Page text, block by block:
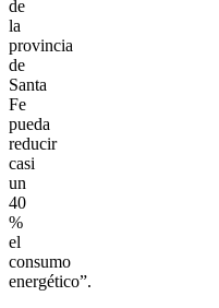
de
la
provincia
de
Santa
Fe
pueda
reducir
casi
un
40
%
el
consumo
energético”.